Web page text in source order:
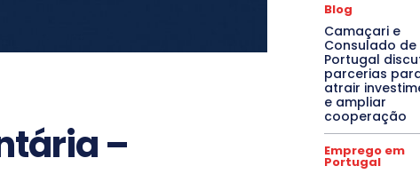
–
Blog
Camaçari e
Consulado de
Portugal
parcerias
atrair
e ampliar
cooperação
Emprego em
Portugal